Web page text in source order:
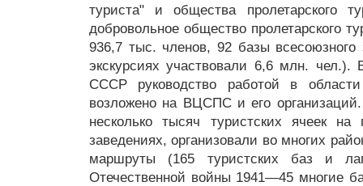
туриста" и общества пролетарского
добровольное общество пролетарского
936,7 тыс. членов, 92 базы
экскурсиях участвовали 6,6 млн.
СССР руководство работой в
возложено на ВЦСПС и его
несколько тысяч туристских ячеек
заведениях, организовали во многих
маршруты (165 туристских баз и
Отечественной войны 1941—45 многие